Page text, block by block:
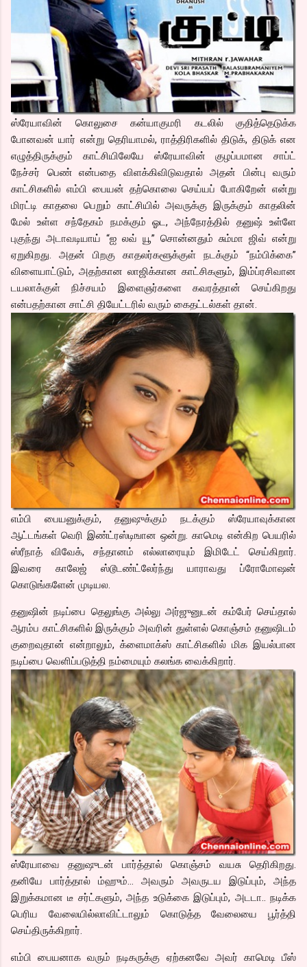
ஸ்ரேயாவின் கொலுசை கன்யாகுமரி கடலில் குதித்தெடுக்க
போனவன் யார் என்று தெரியாமல், ராத்திரிகளில் திடுக், திடுக் என
எழுத்திருக்கும் காட்சியிலேயே ஸ்ரேயாவின் குழப்பமான சாப்ட்
நேச்சர் பெண் என்பதை விளக்கிவிடுவதால் அதன் பின்பு வரும்
காட்சிகளில் எம்பி பையன் தற்கொலை செய்யப் போகிறேன் என்று
மிரட்டி காதலை பெறும் காட்சியில் அவருக்கு இருக்கும் காதலின்
மேல் உள்ள சந்தேகம் நமக்கும் ஓட, அந்நேரத்தில் தனுஷ் உள்ளே
புகுந்து அடாவடியாய் “ஐ லவ் யூ” சொன்னதும் சும்மா ஜிவ் என்று
ஏறுகிறது. அதன் பிறகு காதலர்களூக்குள் நடக்கும் “நம்பிக்கை”
விளையாட்டும், அதற்கான லாஜிக்கான காட்சிகளும், இம்ப்ரசிவான
டயலாக்குள் நிச்சயம் இளைஞர்களை கவரத்தான் செய்கிறது
என்பதற்கான சாட்சி தியேட்டரில் வரும் கைதட்டல்கள் தான்.
எம்பி பையனுக்கும், தனுஷுக்கும் நடக்கும் ஸ்ரேயாவுக்கான
ஆட்டங்கள் வெரி இண்ட்ரஸ்டிஙான ஒன்று. காமெடி என்கிற பெயரில்
ஸ்ரீநாத் விவேக், சந்தானம் எல்லாரையும் இமிடேட் செய்கிறார்.
இவரை காலேஜ் ஸ்டூடண்ட்லேர்ந்து யாராவது ப்ரோமோஷன்
கொடுங்களேன் முடியல.
தனுஷின் நடிப்பை தெலுங்கு அல்லு அர்ஜுனுடன் கம்பேர் செய்தால்
ஆரம்ப காட்சிகளில் இருக்கும் அவரின் துள்ளல் கொஞ்சம் தனுஷிடம்
குறைவுதான் என்றாலும், க்ளைமாக்ஸ் காட்சிகளில் மிக இயல்பான
நடிப்பை வெளிப்படுத்தி நம்மையும் கலங்க வைக்கிறார்.
ஸ்ரேயாவை தனுஷுடன் பார்த்தால் கொஞ்சம் வயசு தெரிகிறது.
தனியே பார்த்தால் ம்ஹும்… அவரும் அவருடய இடுப்பும், அந்த
இறுக்கமான டீ சர்ட்களும், அந்த உடுக்கை இடுப்பும், அடடா.. நடிக்க
பெரிய வேலையில்லாவிட்டாலும் கொடுத்த வேலையை பூர்த்தி
செய்திருக்கிறார்.
எம்பி பையனாக வரும் நடிகருக்கு ஏற்கனவே அவர் காமெடி பீஸ்